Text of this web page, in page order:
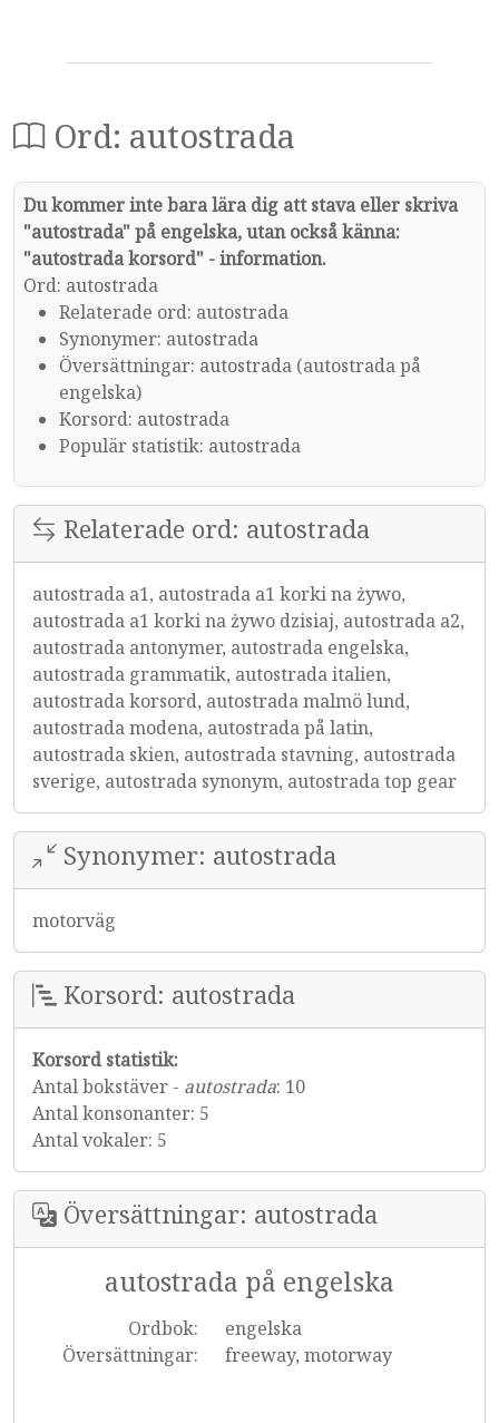
Ord: autostrada
Du kommer inte bara lära dig att stava eller skriva
"autostrada" på engelska, utan också känna:
"autostrada korsord" - information.
Ord: autostrada
Relaterade ord: autostrada
Synonymer: autostrada
Översättningar: autostrada (autostrada på
engelska)
Korsord: autostrada
Populär statistik: autostrada
Relaterade ord: autostrada
autostrada a1, autostrada a1 korki na żywo,
autostrada a1 korki na żywo dzisiaj, autostrada a2,
autostrada antonymer, autostrada engelska,
autostrada grammatik, autostrada italien,
autostrada korsord, autostrada malmö lund,
autostrada modena, autostrada på latin,
autostrada skien, autostrada stavning, autostrada
sverige, autostrada synonym, autostrada top gear
Synonymer: autostrada
motorväg
Korsord: autostrada
Korsord statistik:
Antal bokstäver - autostrada: 10
Antal konsonanter: 5
Antal vokaler: 5
Översättningar: autostrada
autostrada på engelska
Ordbok:
engelska
Översättningar:
freeway, motorway